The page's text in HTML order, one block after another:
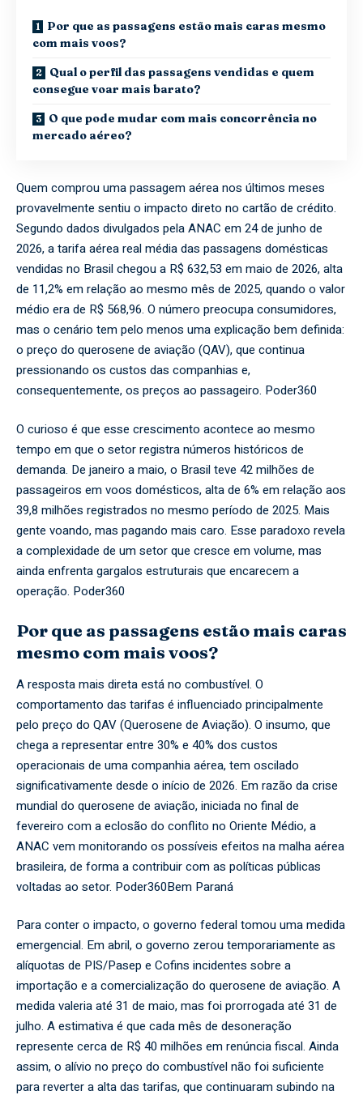
Por que as passagens estão mais caras mesmo
com mais voos?
Qual o perfil das passagens vendidas e quem
consegue voar mais barato?
O que pode mudar com mais concorrência no
mercado aéreo?
Quem comprou uma passagem aérea nos últimos meses
provavelmente sentiu o impacto direto no cartão de crédito.
Segundo dados divulgados pela ANAC em 24 de junho de
2026, a tarifa aérea real média das passagens domésticas
vendidas no Brasil chegou a R$ 632,53 em maio de 2026, alta
de 11,2% em relação ao mesmo mês de 2025, quando o valor
médio era de R$ 568,96. O número preocupa consumidores,
mas o cenário tem pelo menos uma explicação bem definida:
o preço do querosene de aviação (QAV), que continua
pressionando os custos das companhias e,
consequentemente, os preços ao passageiro. Poder360
O curioso é que esse crescimento acontece ao mesmo
tempo em que o setor registra números históricos de
demanda. De janeiro a maio, o Brasil teve 42 milhões de
passageiros em voos domésticos, alta de 6% em relação aos
39,8 milhões registrados no mesmo período de 2025. Mais
gente voando, mas pagando mais caro. Esse paradoxo revela
a complexidade de um setor que cresce em volume, mas
ainda enfrenta gargalos estruturais que encarecem a
operação. Poder360
Por que as passagens estão mais caras
mesmo com mais voos?
A resposta mais direta está no combustível. O
comportamento das tarifas é influenciado principalmente
pelo preço do QAV (Querosene de Aviação). O insumo, que
chega a representar entre 30% e 40% dos custos
operacionais de uma companhia aérea, tem oscilado
significativamente desde o início de 2026. Em razão da crise
mundial do querosene de aviação, iniciada no final de
fevereiro com a eclosão do conflito no Oriente Médio, a
ANAC vem monitorando os possíveis efeitos na malha aérea
brasileira, de forma a contribuir com as políticas públicas
voltadas ao setor. Poder360Bem Paraná
Para conter o impacto, o governo federal tomou uma medida
emergencial. Em abril, o governo zerou temporariamente as
alíquotas de PIS/Pasep e Cofins incidentes sobre a
importação e a comercialização do querosene de aviação. A
medida valeria até 31 de maio, mas foi prorrogada até 31 de
julho. A estimativa é que cada mês de desoneração
represente cerca de R$ 40 milhões em renúncia fiscal. Ainda
assim, o alívio no preço do combustível não foi suficiente
para reverter a alta das tarifas, que continuaram subindo na